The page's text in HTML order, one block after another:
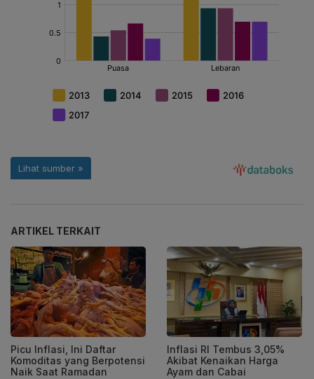
ARTIKEL TERKAIT
Picu Inflasi, Ini Daftar
Komoditas yang Berpotensi
Naik Saat Ramadan
Inflasi RI Tembus 3,05%
Akibat Kenaikan Harga
Ayam dan Cabai